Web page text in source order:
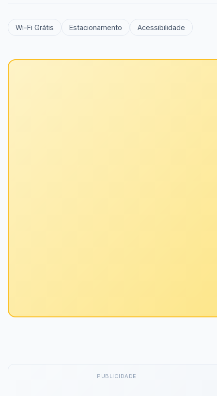
Wi-Fi Grátis Estacionamento Acessibilidade
PUBLICIDADE